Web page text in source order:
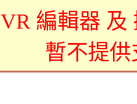
VR 編輯器 及
暫不提